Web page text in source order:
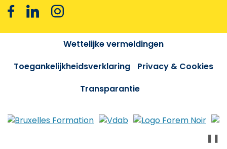
Wettelijke vermeldingen
Toegankelijkheidsverklaring
Privacy & Cookies
Transparantie
❚❚